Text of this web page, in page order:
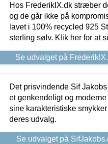
Hos FrederikIX.dk stræber
og de går ikke på
lavet i 100% recycled 925
sterling sølv. Klik her for at
Se udvalget på
Det prisvindende Sif
et genkendeligt og
sine karakteristiske
deres udvalg.
Se udvalget på